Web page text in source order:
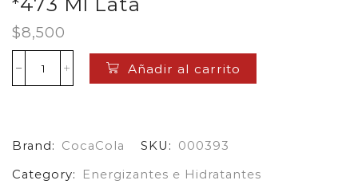
$8,500
Bebida
Energetica
Lata
Añadir al carrito
Brand: CocaCola SKU:
000393
Category:
Energizantes e Hidratantes